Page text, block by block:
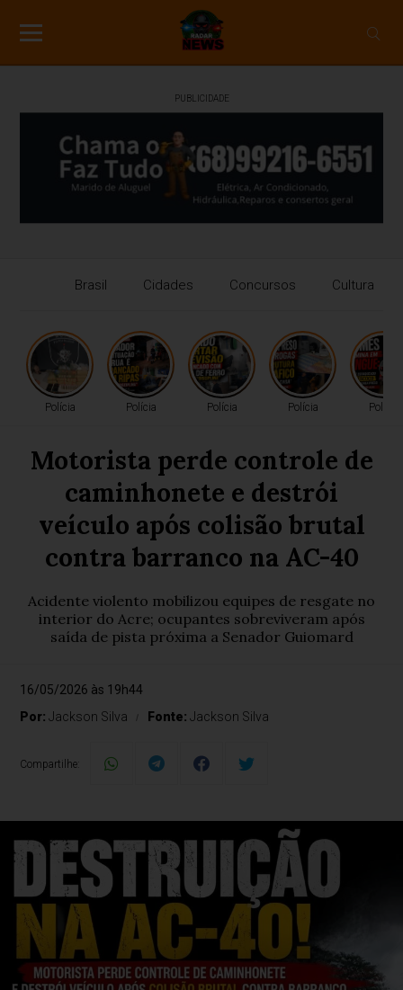
PUBLICIDADE
Brasil Cidades Concursos Cultura
Polícia Polícia Polícia Polícia Polícia
Motorista perde controle de
caminhonete e destrói
veículo após colisão brutal
contra barranco na AC-40
Acidente violento mobilizou equipes de resgate no
interior do Acre; ocupantes sobreviveram após
saída de pista próxima a Senador Guiomard
16/05/2026 às 19h44
Por:Jackson Silva Fonte:Jackson Silva
Compartilhe: